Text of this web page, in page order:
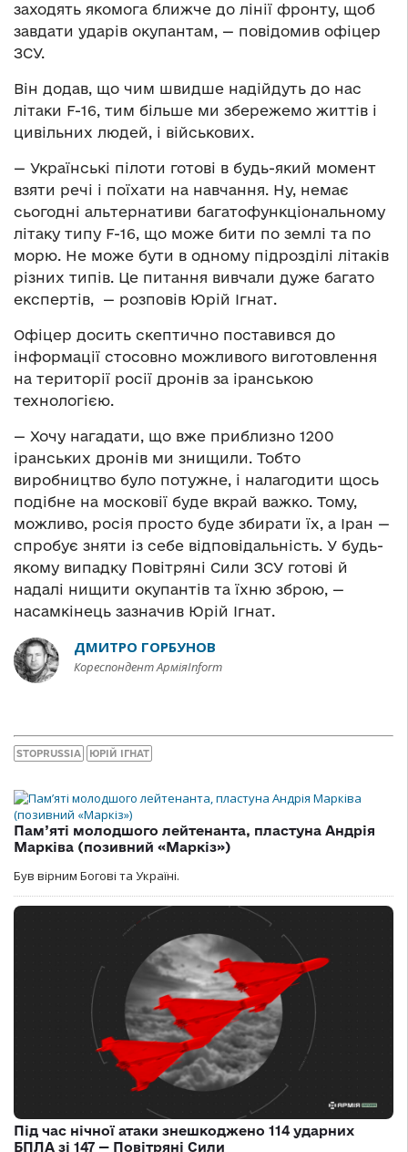
заходять якомога ближче до лінії фронту, щоб
завдати ударів окупантам, — повідомив офіцер
ЗСУ.
Він додав, що чим швидше надійдуть до нас
літаки F-16, тим більше ми збережемо життів і
цивільних людей, і військових.
— Українські пілоти готові в будь-який момент
взяти речі і поїхати на навчання. Ну, немає
сьогодні альтернативи багатофункціональному
літаку типу F-16, що може бити по землі та по
морю. Не може бути в одному підрозділі літаків
різних типів. Це питання вивчали дуже багато
експертів, — розповів Юрій Ігнат.
Офіцер досить скептично поставився до
інформації стосовно можливого виготовлення
на території росії дронів за іранською
технологією.
— Хочу нагадати, що вже приблизно 1200
іранських дронів ми знищили. Тобто
виробництво було потужне, і налагодити щось
подібне на московії буде вкрай важко. Тому,
можливо, росія просто буде збирати їх, а Іран —
спробує зняти із себе відповідальність. У будь-
якому випадку Повітряні Сили ЗСУ готові й
надалі нищити окупантів та їхню зброю, —
насамкінець зазначив Юрій Ігнат.
ДМИТРО ГОРБУНОВ
Кореспондент АрміяInform
STOPRUSSIA ЮРІЙ ІГНАТ
Пам’яті молодшого лейтенанта, пластуна Андрія
Марківа (позивний «Маркіз»)
Був вірним Богові та Україні.
Під час нічної атаки знешкоджено 114 ударних
БПЛА зі 147 — Повітряні Сили